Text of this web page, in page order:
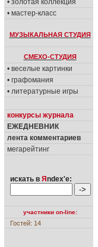
• золотая коллекция
• мастер-класс
МУЗЫКАЛЬНАЯ СТУДИЯ
СМЕХО-СТУДИЯ
• веселые картинки
• графомания
• литературные игры
конкурсы журнала
ЕЖЕДНЕВНИК
лента комментариев
мегарейтинг
искать в Я ndex'е:
участники on-line:
Гостей: 14